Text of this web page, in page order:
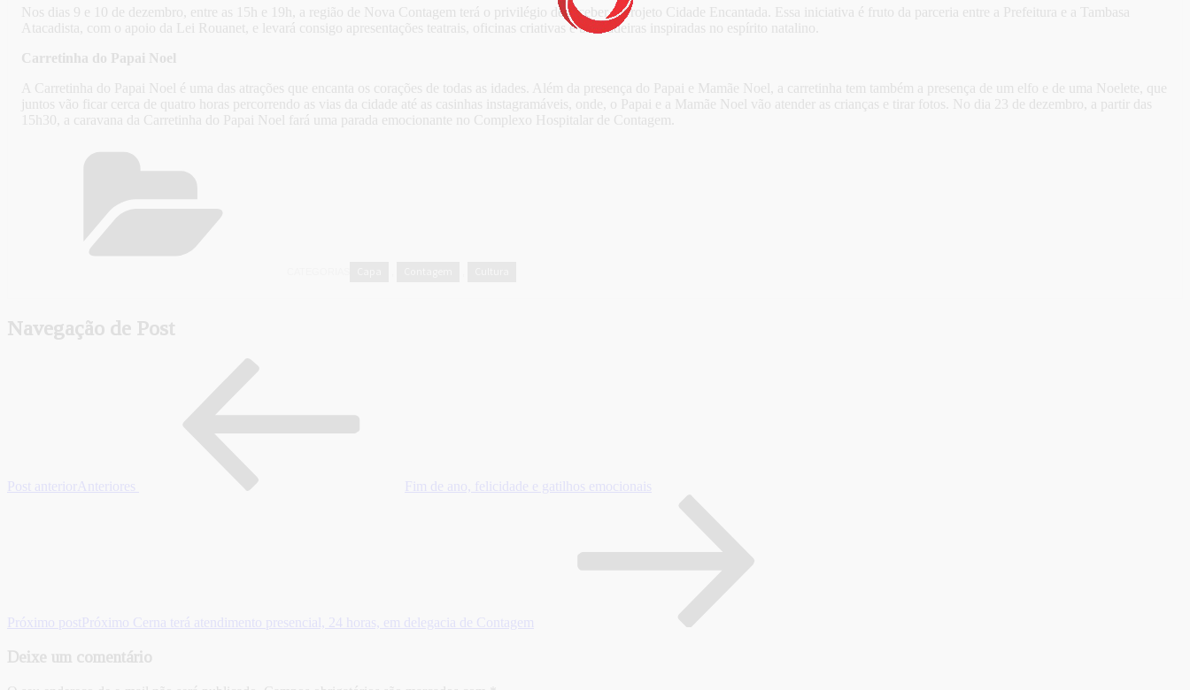
Nos dias 9 e 10 de dezembro, entre as 15h e 19h, a região de Nova Contagem terá o privilégio de receber o Projeto Cidade Encantada. Essa iniciativa é fruto da parceria entre a Prefeitura e a Tambasa
Atacadista, com o apoio da Lei Rouanet, e levará consigo apresentações teatrais, oficinas criativas e brincadeiras inspiradas no espírito natalino.
Carretinha do Papai Noel
A Carretinha do Papai Noel é uma das atrações que encanta os corações de todas as idades. Além da presença do Papai e Mamãe Noel, a carretinha tem também a presença de um elfo e de uma Noelete, que
juntos vão ficar cerca de quatro horas percorrendo as vias da cidade até as casinhas instagramáveis, onde, o Papai e a Mamãe Noel vão atender as crianças e tirar fotos. No dia 23 de dezembro, a partir das
15h30, a caravana da Carretinha do Papai Noel fará uma parada emocionante no Complexo Hospitalar de Contagem.
Navegação de Post
Post anterior Anteriores Fim de ano, felicidade e gatilhos emocionais
Próximo post Próximo Cerna terá atendimento presencial, 24 horas, em delegacia de Contagem
Deixe um comentário